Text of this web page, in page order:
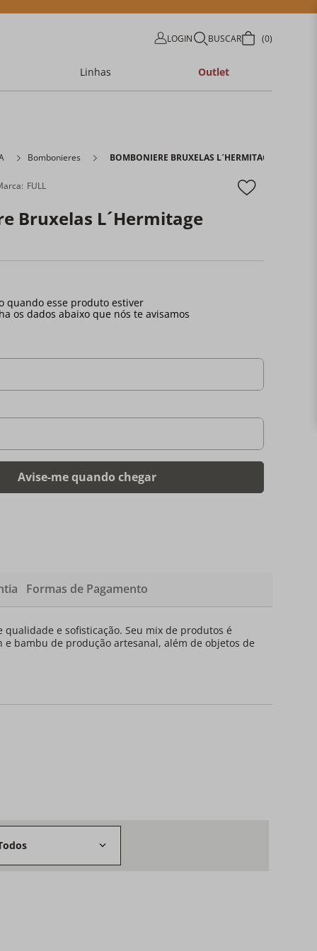
LOGIN BUSCAR 0
Linhas Outlet
Bombonieres BOMBONIERE BRUXELAS L´HERMITAGE
FULL
Bruxelas L´Hermitage
Formas de Pagamento
e sofisticação. Seu mix de produtos é
bambu de produção artesanal, além de objetos de